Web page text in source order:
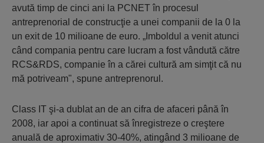
avută timp de cinci ani la PCNET în procesul
antreprenorial de construcţie a unei companii de la 0 la
un exit de 10 milioane de euro. „Imboldul a venit atunci
când compania pentru care lucram a fost vândută către
RCS&RDS, companie în a cărei cultură am simţit că nu
mă potriveam", spune antreprenorul.
Class IT şi-a dublat an de an cifra de afaceri până în
2008, iar apoi a continuat să înregistreze o creştere
anuală de aproximativ 30-40%, atingând 3 milioane de